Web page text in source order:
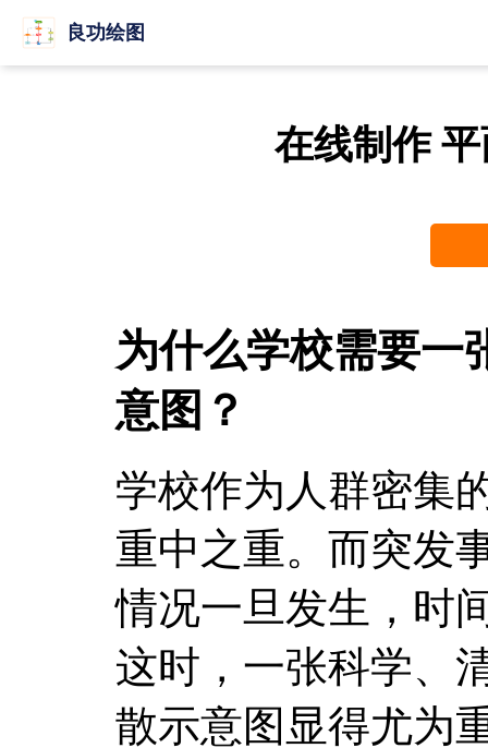
良功绘图
在线制作
为什么学校需要一
意图？
学校作为人群密集
重中之重。而突发
情况一旦发生，时
这时，一张科学、
散示意图显得尤为